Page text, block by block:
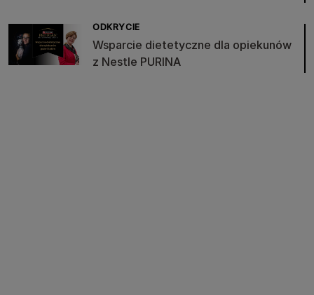
ODKRYCIE
Wsparcie dietetyczne dla opiekunów
z Nestle PURINA